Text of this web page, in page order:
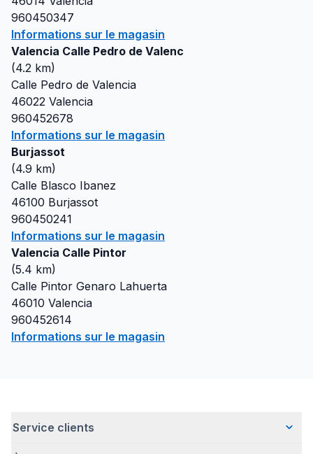
960450347
Informations sur le magasin
Valencia Calle Pedro de Valenc
(4.2 km)
Calle Pedro de Valencia
46022 Valencia
960452678
Informations sur le magasin
Burjassot
(4.9 km)
Calle Blasco Ibanez
46100 Burjassot
960450241
Informations sur le magasin
Valencia Calle Pintor
(5.4 km)
Calle Pintor Genaro Lahuerta
46010 Valencia
960452614
Informations sur le magasin
Service clients